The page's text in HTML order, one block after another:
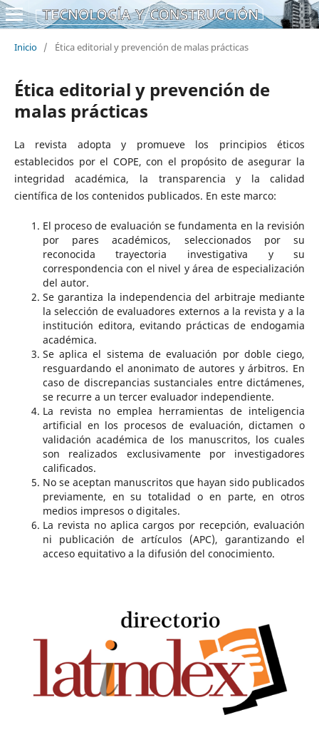
Inicio / Ética editorial y prevención de malas prácticas
Ética editorial y prevención de
malas prácticas
La revista adopta y promueve los principios éticos
establecidos por el COPE, con el propósito de asegurar la
integridad académica, la transparencia y la calidad
científica de los contenidos publicados. En este marco:
El proceso de evaluación se fundamenta en la revisión
por pares académicos, seleccionados por su
reconocida trayectoria investigativa y su
correspondencia con el nivel y área de especialización
del autor.
Se garantiza la independencia del arbitraje mediante
la selección de evaluadores externos a la revista y a la
institución editora, evitando prácticas de endogamia
académica.
Se aplica el sistema de evaluación por doble ciego,
resguardando el anonimato de autores y árbitros. En
caso de discrepancias sustanciales entre dictámenes,
se recurre a un tercer evaluador independiente.
La revista no emplea herramientas de inteligencia
artificial en los procesos de evaluación, dictamen o
validación académica de los manuscritos, los cuales
son realizados exclusivamente por investigadores
calificados.
No se aceptan manuscritos que hayan sido publicados
previamente, en su totalidad o en parte, en otros
medios impresos o digitales.
La revista no aplica cargos por recepción, evaluación
ni publicación de artículos (APC), garantizando el
acceso equitativo a la difusión del conocimiento.